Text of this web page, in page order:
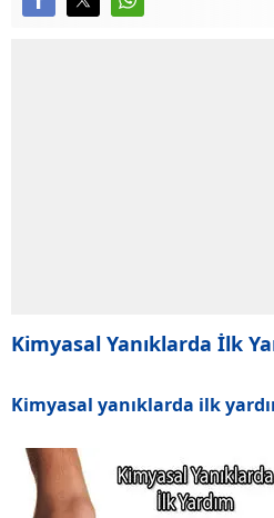
Kimyasal Yanıklarda İlk
Kimyasal yanıklarda ilk